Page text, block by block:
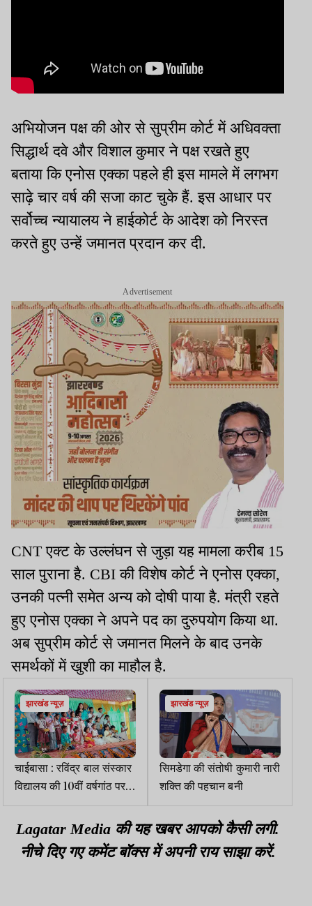
अभियोजन पक्ष की ओर से सुप्रीम कोर्ट में अधिवक्ता
सिद्धार्थ दवे और विशाल कुमार ने पक्ष रखते हुए
बताया कि एनोस एक्का पहले ही इस मामले में लगभग
साढ़े चार वर्ष की सजा काट चुके हैं. इस आधार पर
सर्वोच्च न्यायालय ने हाईकोर्ट के आदेश को निरस्त
करते हुए उन्हें जमानत प्रदान कर दी.
Advertisement
CNT एक्ट के उल्लंघन से जुड़ा यह मामला करीब 15
साल पुराना है. CBI की विशेष कोर्ट ने एनोस एक्का,
उनकी पत्नी समेत अन्य को दोषी पाया है. मंत्री रहते
हुए एनोस एक्का ने अपने पद का दुरुपयोग किया था.
अब सुप्रीम कोर्ट से जमानत मिलने के बाद उनके
समर्थकों में खुशी का माहौल है.
झारखंड न्यूज़
चाईबासा : रविंद्र बाल संस्कार
विद्यालय की 10वीं वर्षगांठ पर
डॉ रीना गोडसोरा सम्मानित
झारखंड न्यूज़
सिमडेगा की संतोषी कुमारी नारी
शक्ति की पहचान बनी
Lagatar Media की यह खबर आपको कैसी लगी.
नीचे दिए गए कमेंट बॉक्स में अपनी राय साझा करें.